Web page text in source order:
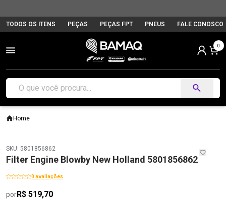
TODOS OS ITENS PEÇAS PEÇAS FPT PNEUS FALE CONOSCO
0
Home
SKU: 5801856862
Filter Engine Blowby New Holland 5801856862
0 avaliações
porR$ 519,70